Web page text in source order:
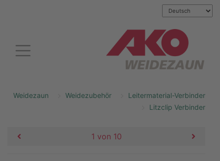
Weidezaun Weidezubehör
Leitermaterial-Verbinder
Litzclip Verbinder
1 von 10